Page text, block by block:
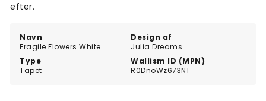
Navn
Fragile Flowers White
Design af
Julia Dreams
Type
Tapet
Wallism ID (MPN)
R0DnoWz673N1
efter.